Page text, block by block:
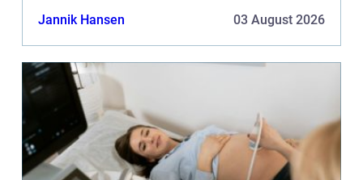
Jannik Hansen 03 August 2026